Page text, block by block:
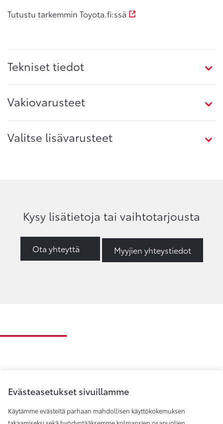
Tutustu tarkemmin Toyota.fi:ssä
Tekniset tiedot
Vakiovarusteet
Valitse lisävarusteet
Kysy lisätietoja tai vaihtotarjousta
Ota yhteyttä Myyjien yhteystiedot
Evästeasetukset sivuillamme
Käytämme evästeitä parhaan mahdollisen käyttökokemuksen